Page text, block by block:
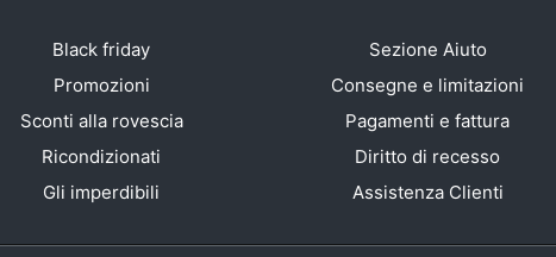
Black friday
Promozioni
Sconti alla rovescia
Ricondizionati
Gli imperdibili
Sezione Aiuto
Consegne e limitazioni
Pagamenti e fattura
Diritto di recesso
Assistenza Clienti